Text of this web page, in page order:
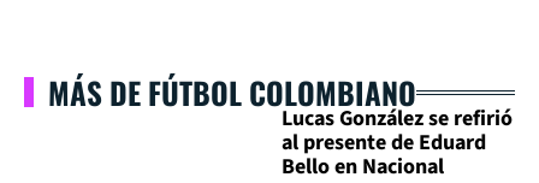
MÁS DE FÚTBOL COLOMBIANO
Lucas González se refirió
al presente de Eduard
Bello en Nacional